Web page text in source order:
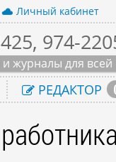
Личный кабинет
974-
журналы для всей
РЕДАКТОР